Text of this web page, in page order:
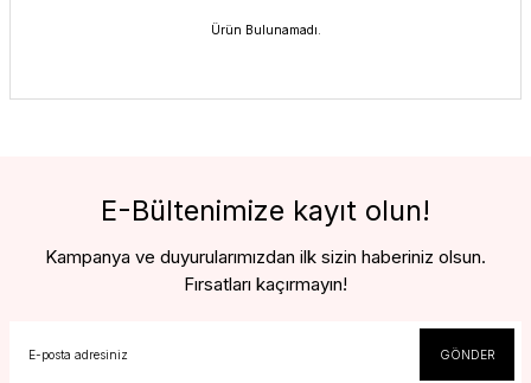
Ürün Bulunamadı.
E-Bültenimize kayıt olun!
Kampanya ve duyurularımızdan ilk sizin haberiniz olsun.
Fırsatları kaçırmayın!
GÖNDER